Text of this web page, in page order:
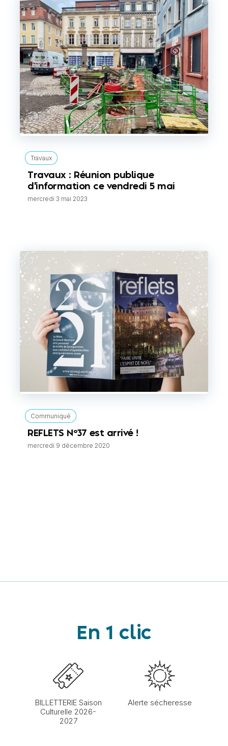
Travaux
Travaux : Réunion publique
d'information ce vendredi 5 mai
mercredi 3 mai 2023
Communiqué
REFLETS N°37 est arrivé !
mercredi 9 décembre 2020
En 1 clic
BILLETTERIE Saison
Culturelle 2026-
2027
Alerte sécheresse